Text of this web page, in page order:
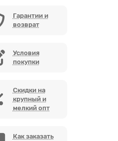
Гарантии и
возврат
Условия
покупки
Скидки на
крупный и
мелкий опт
Как заказать